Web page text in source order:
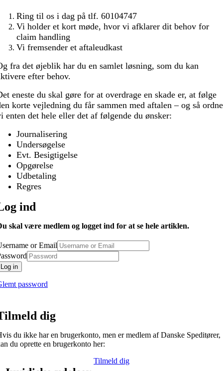
Ring til os i dag på tlf. 60104747
Vi holder et kort møde, hvor vi afklarer dit behov for
claim handling
Vi fremsender et aftaleudkast
fra det øjeblik har du en samlet løsning, som du kan
efter behov.
eneste du skal gøre for at overdrage en skade er, at følge
korte vejledning du får sammen med aftalen – og så
enten det hele eller det af følgende du ønsker:
Journalisering
Undersøgelse
Evt. Besigtigelse
Opgørelse
Udbetaling
Regres
ind
skal være medlem og logget ind for at se hele artiklen.
or Email
Log in
password
dig
du ikke har en brugerkonto, men er medlem af Danske Speditører,
du oprette en brugerkonto her:
Tilmeld dig